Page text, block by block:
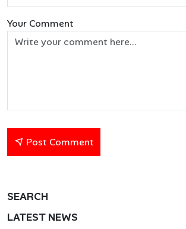
Your Comment
Post Comment
SEARCH
LATEST NEWS